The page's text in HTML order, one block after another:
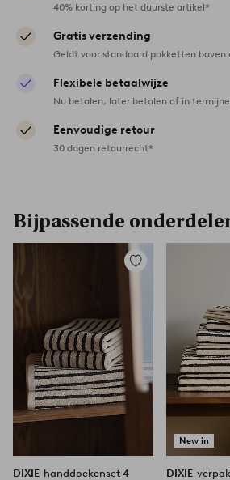
40% korting op het duurste artikel*
Gratis verzending
Geldt voor standaard pakketten boven
Flexibele betaalwijze
Nu betalen, later betalen of in
Eenvoudige retour
30 dagen retourrecht*
Bijpassende
Toevoegen
favorieten
DIXIE handdoekenset 4
New in
DIXIE